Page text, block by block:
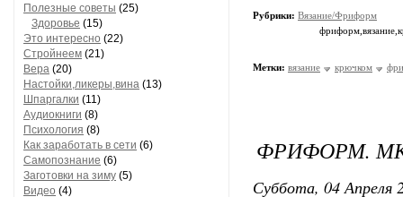
Полезные советы (25)
Здоровье (15)
Это интересно (22)
Стройнеем (21)
Вера (20)
Настойки,ликеры,вина (13)
Шпаргалки (11)
Аудиокниги (8)
Психология (8)
Как заработать в сети (6)
Самопознание (6)
Заготовки на зиму (5)
Видео (4)
Рубрики: Вязание/Фриформ
Метки: вязание крючком
ФРИФОРМ.
Суббота, 04 Апреля